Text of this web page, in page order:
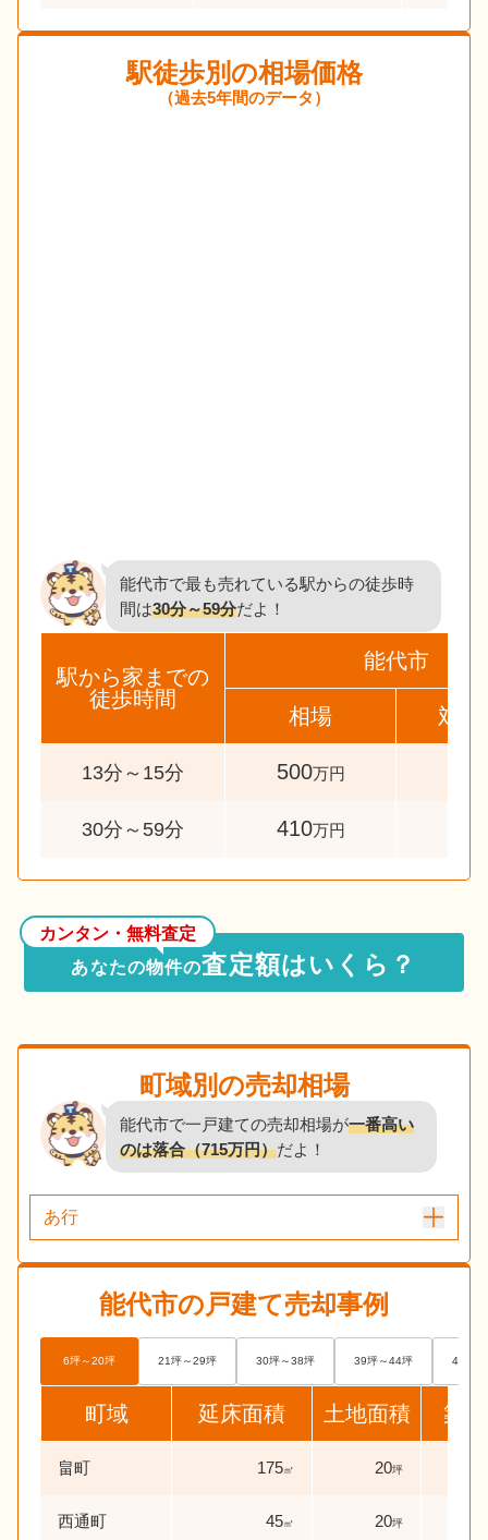
駅徒歩別の相場価格
（過去5年間のデータ）
能代市で最も売れている駅からの徒歩時
間は30分～59分だよ！
駅から家までの
徒歩時間
能代市
相場 対象
13分～15分 500万円
30分～59分 410万円
カンタン・無料査定
あなたの物件の査定額はいくら？
町域別の売却相場
能代市で一戸建ての売却相場が一番高い
のは落合（715万円）だよ！
あ行
能代市の戸建て売却事例
6坪～20坪 21坪～29坪 30坪～38坪 39坪～44坪 45坪
町域 延床面積 土地面積 築
畠町 175㎡ 20坪
西通町 45㎡ 20坪